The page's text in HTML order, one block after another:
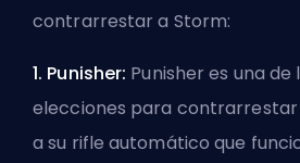
contrarrestar a Storm:
1. Punisher: Punisher es una de
elecciones para contrarrestar
a su rifle automático que